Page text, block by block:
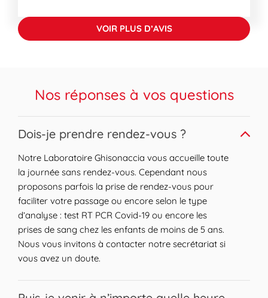
VOIR PLUS D’AVIS
Nos réponses à vos questions
Dois-je prendre rendez-vous ?
Expand or collapse answer
Notre Laboratoire Ghisonaccia vous accueille toute
la journée sans rendez-vous. Cependant nous
proposons parfois la prise de rendez-vous pour
faciliter votre passage ou encore selon le type
d’analyse : test RT PCR Covid-19 ou encore les
prises de sang chez les enfants de moins de 5 ans.
Nous vous invitons à contacter notre secrétariat si
vous avez un doute.
Expand or collapse answer